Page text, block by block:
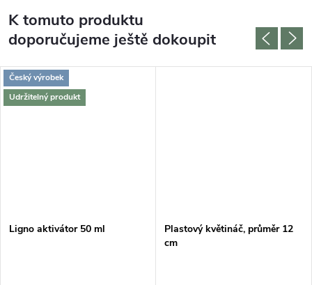
K tomuto produktu
doporučujeme ještě dokoupit
Český výrobek
Udržitelný produkt
Ligno aktivátor 50 ml
Plastový květináč, průměr 12
cm